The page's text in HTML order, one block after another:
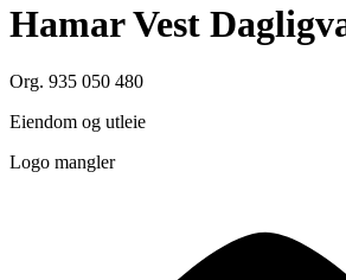
Hamar Vest
Org. 935 050 480
Eiendom og utleie
Logo mangler